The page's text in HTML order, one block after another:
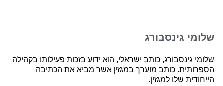
שלומי גינסבורג
שלומי גינסבורג, כותב ישראלי, הוא ידוע בזכות פעילותו בקהילה
הספרותית. כותב מוערך במגזין אשר מביא את הכתיבה
הייחודית שלו למגזין.